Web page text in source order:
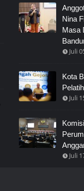
Nina
Masa
Juli
Kota
Juli
Juli